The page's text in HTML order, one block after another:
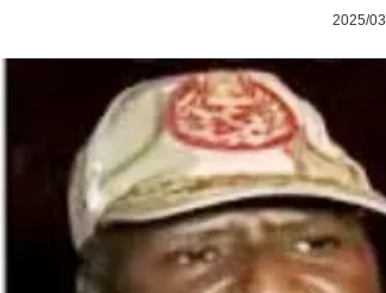
2025/